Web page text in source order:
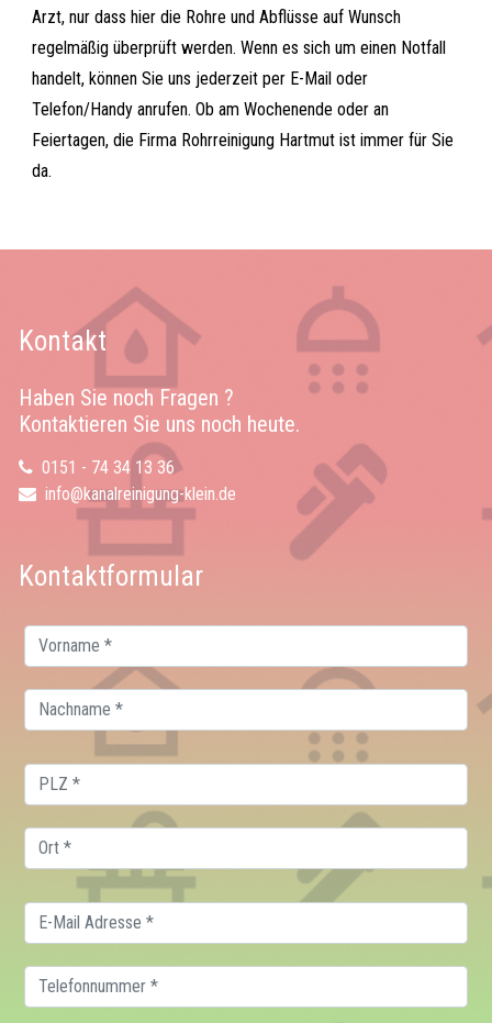
Arzt, nur dass hier die Rohre und Abflüsse auf Wunsch
regelmäßig überprüft werden. Wenn es sich um einen Notfall
handelt, können Sie uns jederzeit per E-Mail oder
Telefon/Handy anrufen. Ob am Wochenende oder an
Feiertagen, die Firma Rohrreinigung Hartmut ist immer für Sie
da.
Kontakt
Haben Sie noch Fragen ?
Kontaktieren Sie uns noch heute.
0151 - 74 34 13 36
info@kanalreinigung-klein.de
Kontaktformular